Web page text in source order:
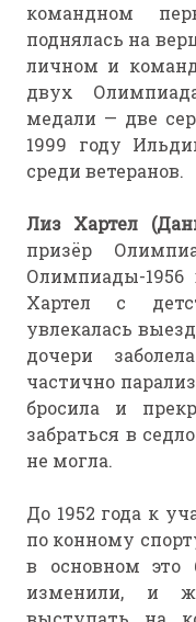
командном
поднялась на
личном и
двух
медали — две
1999 году
среди ветеранов.
Лиз Хартел
призёр
Олимпиады-1956
Хартел с
увлекалась
дочери
частично
бросила и
забраться в
не могла.
До 1952 года к
по конному
в основном это
изменили, и